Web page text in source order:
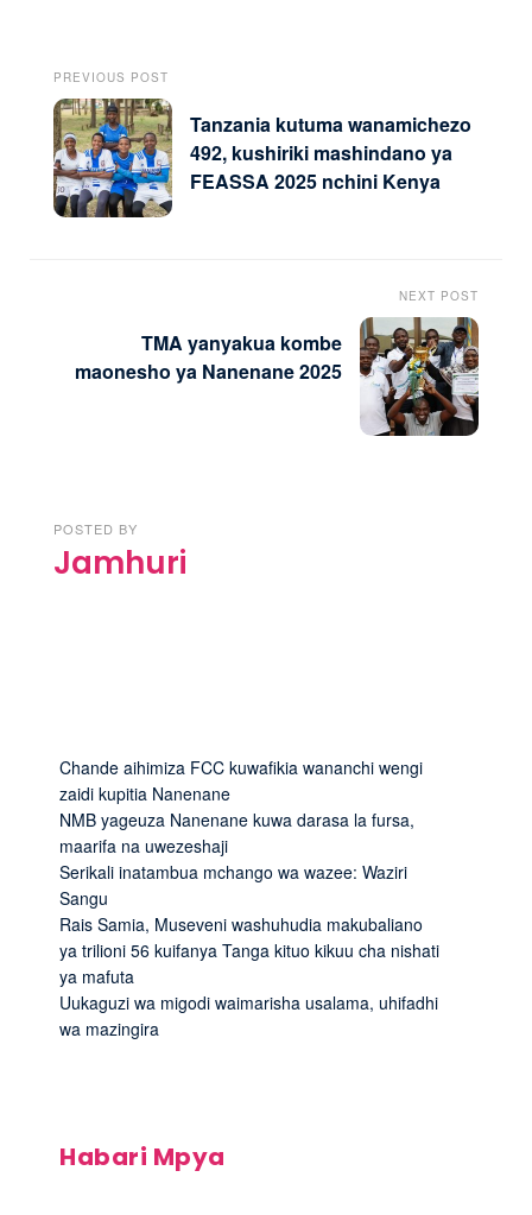
PREVIOUS POST
Tanzania kutuma wanamichezo
492, kushiriki mashindano ya
FEASSA 2025 nchini Kenya
NEXT POST
TMA yanyakua kombe
maonesho ya Nanenane 2025
POSTED BY
Jamhuri
Chande aihimiza FCC kuwafikia wananchi wengi
zaidi kupitia Nanenane
NMB yageuza Nanenane kuwa darasa la fursa,
maarifa na uwezeshaji
Serikali inatambua mchango wa wazee: Waziri
Sangu
Rais Samia, Museveni washuhudia makubaliano
ya trilioni 56 kuifanya Tanga kituo kikuu cha nishati
ya mafuta
Uukaguzi wa migodi waimarisha usalama, uhifadhi
wa mazingira
Habari Mpya